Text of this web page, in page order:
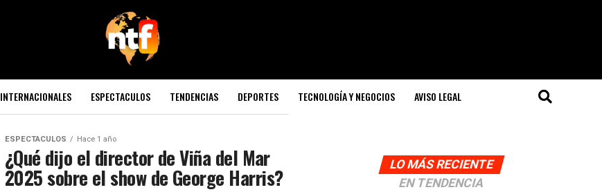
INTERNACIONALES ESPECTACULOS TENDENCIAS DEPORTES TECNOLOGÍA Y NEGOCIOS AVISO LEGAL
ESPECTACULOS Hace 1 año
¿Qué dijo el director de Viña del Mar
2025 sobre el show de George Harris?
LO MÁS RECIENTE
EN TENDENCIA